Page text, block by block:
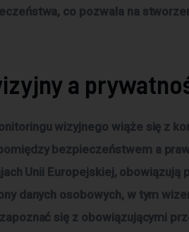
co pozwala na
a
wizyjnego wiąże się z
bezpieczeństwem a
Unii Europejskiej, obowiązują
danych osobowych, w tym
się z obowiązującymi